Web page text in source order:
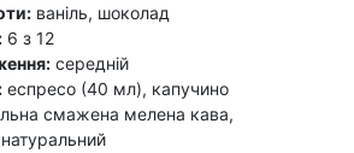
ваніль, шоколад
6 з 12
середній
еспресо (40 мл), капучино
смажена мелена кава,